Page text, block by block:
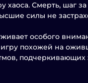
Смерть, шаг
силы не
особого
похожей на
подчеркивающих